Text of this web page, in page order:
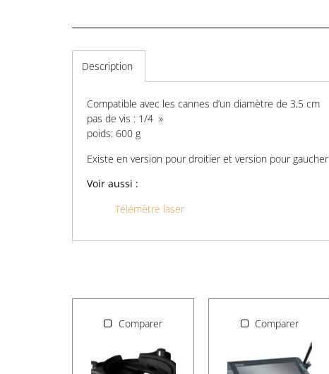
Description
Compatible avec les cannes d’un diamètre de 3,5 cm
pas de vis : 1/4 »
poids: 600 g
Existe en version pour droitier et version pour gaucher
Voir aussi :
Télémètre laser
Comparer Comparer